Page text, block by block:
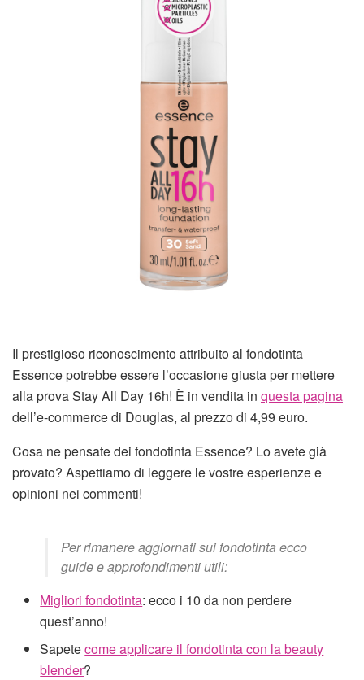
Il prestigioso riconoscimento attribuito al fondotinta
Essence potrebbe essere l’occasione giusta per mettere
alla prova Stay All Day 16h! È in vendita in questa pagina
dell’e-commerce di Douglas, al prezzo di 4,99 euro.
Cosa ne pensate dei fondotinta Essence? Lo avete già
provato? Aspettiamo di leggere le vostre esperienze e
opinioni nei commenti!
Per rimanere aggiornati sui fondotinta ecco
guide e approfondimenti utili:
Migliori fondotinta: ecco i 10 da non perdere
quest’anno!
Sapetecome applicare il fondotinta con la beauty
blender?